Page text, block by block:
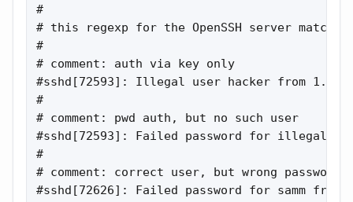
#
# this regexp for the OpenSSH server
#
# comment: auth via key only
#sshd[72593]: Illegal user hacker from
#
# comment: pwd auth, but no such user
#sshd[72593]: Failed password for illegal
#
# comment: correct user, but wrong password
#sshd[72626]: Failed password for samm from